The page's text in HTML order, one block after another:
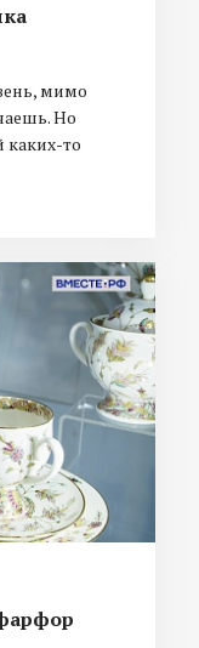
мимо
Но
каких-то